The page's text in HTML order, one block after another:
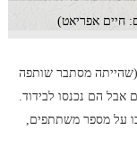
חיים אפריאט)
(שהייתה מסתבר שותפה
אבל הם נכנסו לבידוד.
על מספר משתתפים,